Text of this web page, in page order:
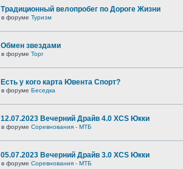
Традиционный велопробег по Дороге Жизни
в форуме Туризм
Обмен звездами
в форуме Торг
Есть у кого карта Ювента Спорт?
в форуме Беседка
12.07.2023 Вечерний Драйв 4.0 XCS Юкки
в форуме Соревнования - МТБ
05.07.2023 Вечерний Драйв 3.0 XCS Юкки
в форуме Соревнования - МТБ